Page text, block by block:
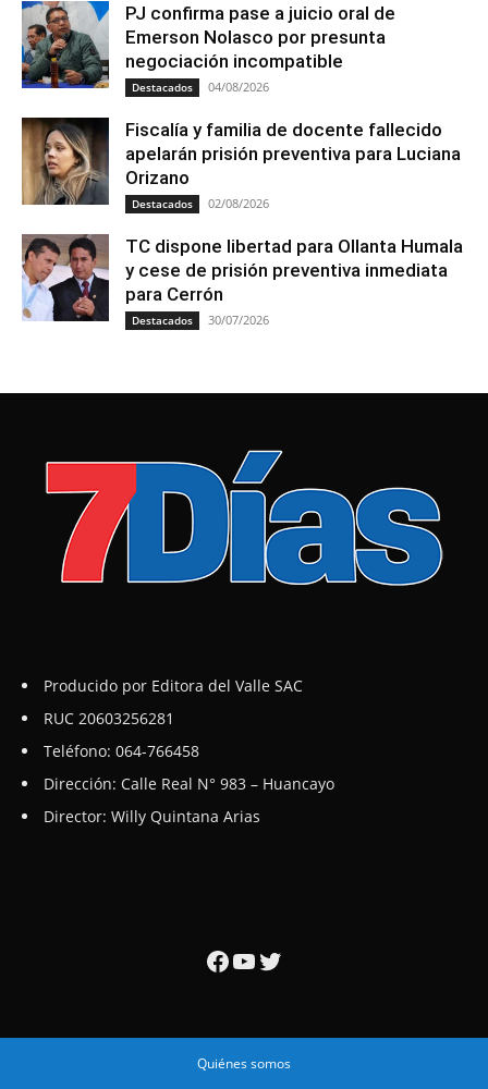
PJ confirma pase a juicio oral de
Emerson Nolasco por presunta
negociación incompatible
Destacados 04/08/2026
Fiscalía y familia de docente fallecido
apelarán prisión preventiva para Luciana
Orizano
Destacados 02/08/2026
TC dispone libertad para Ollanta Humala
y cese de prisión preventiva inmediata
para Cerrón
Destacados 30/07/2026
Producido por Editora del Valle SAC
RUC 20603256281
Teléfono: 064-766458
Dirección: Calle Real N° 983 – Huancayo
Director: Willy Quintana Arias
Facebook
YouTube
Twitter
Quiénes somos